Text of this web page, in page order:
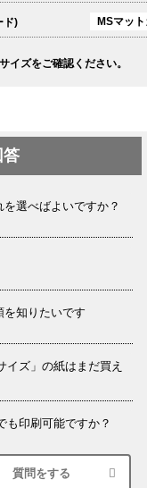
ド) MSマッ
ズをご確認ください。
答
選べばよいですか？
を知りたいです
イズ」の紙はまだ買え
も印刷可能ですか？
刷するときの設定は？
質問をする